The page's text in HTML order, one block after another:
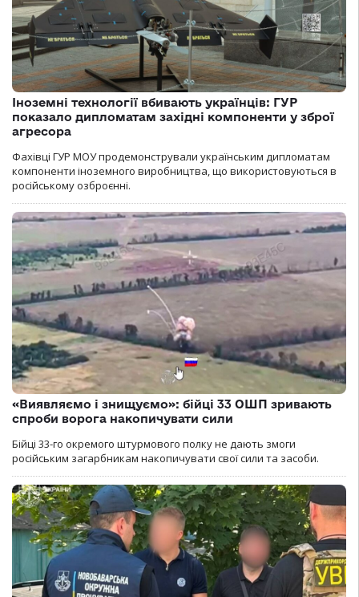
Іноземні технології вбивають українців: ГУР
показало дипломатам західні компоненти у зброї
агресора
Фахівці ГУР МОУ продемонстрували українським дипломатам
компоненти іноземного виробництва, що використовуються в
російському озброєнні.
«Виявляємо і знищуємо»: бійці 33 ОШП зривають
спроби ворога накопичувати сили
Бійці 33-го окремого штурмового полку не дають змоги
російським загарбникам накопичувати свої сили та засоби.